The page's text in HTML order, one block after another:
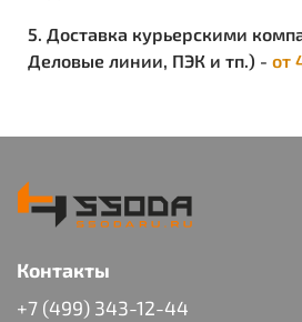
5. Доставка курьерскими
Деловые линии, ПЭК и тп.) - от
Контакты
+7 (499) 343-12-44